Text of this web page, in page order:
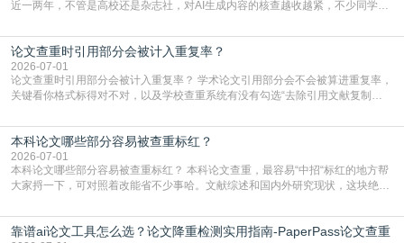
近一两年，不管是高校还是杂志社，对AI生成内容的核查越收越紧，不少同学投
真的太亏。提前做AIGC检测，已经成了很多过来人交稿前必做的一步。为什么
AIGC检测成了论文答辩投稿前的必备项？可能还有不少人觉得，我就用AI搭了个
框架，内容都是自己写的，至于做AIG
论文查重时引用部分会被计入重复率？
2026-07-01
论文查重时引用部分会被计入重复率？ 学术论文引用部分会不会被算进重复率，
关键看你格式标得对不对，以及学校查重系统有没有勾选“去除引用文献复制
独占一行，每条文献用[1][2]方括号编号、与正文一一对应，著录项符合GB/T
7714（作者、题名、刊名、年、卷期、页码齐全，标点用半角）；查重系统识别
成功后通常把这段标为引用，
本科论文哪些部分容易被查重标红？
2026-07-01
本科论文哪些部分容易被查重标红？ 本科论文查重，最容易“中招“标红的地方帮
大家捋一下，可对照着改能省不少事哈。文献综述和国内外研究现状，这块绝对
乎一模一样的话，你要是直接复制百度百科、教材或别人写好的综述段落，系统
一抓一个准，整段飘红。研究背景、意义和方法描述也是不可避免，比如“本文采
靠谱ai论文工具怎么选？论文降重检测实用指南-PaperPass论文查重